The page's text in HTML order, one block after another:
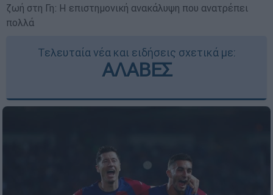
ζωή στη Γη: Η επιστημονική ανακάλυψη που ανατρέπει
πολλά
Τελευταία νέα και ειδήσεις σχετικά με:
ΑΛΑΒΕΣ